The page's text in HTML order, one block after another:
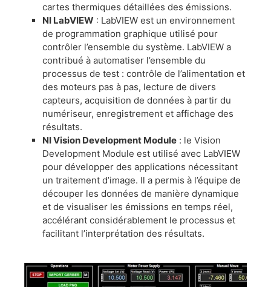
cartes thermiques détaillées des émissions.
​NI LabVIEW : LabVIEW est un environnement
de programmation graphique utilisé pour
contrôler l’ensemble du système. LabVIEW a
contribué à automatiser l’ensemble du
processus de test : contrôle de l’alimentation et
des moteurs pas à pas, lecture de divers
capteurs, acquisition de données à partir du
numériseur, enregistrement et affichage des
résultats.
NI Vision Development Module: le Vision
Development Module est utilisé avec LabVIEW
pour développer des applications nécessitant
un traitement d’image. Il a permis à l’équipe de
découper les données de manière dynamique
et de visualiser les émissions en temps réel,
accélérant considérablement le processus et
facilitant l’interprétation des résultats.